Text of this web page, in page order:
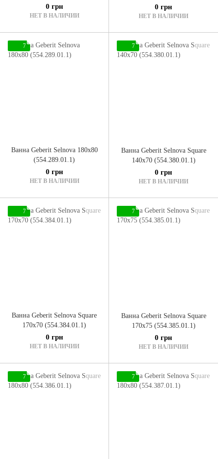
0 грн
НЕТ В НАЛИЧИИ
0 грн
НЕТ В НАЛИЧИИ
7
Ванна Geberit Selnova 180x80
(554.289.01.1)
0 грн
НЕТ В НАЛИЧИИ
7
Ванна Geberit Selnova Square
140x70 (554.380.01.1)
0 грн
НЕТ В НАЛИЧИИ
7
Ванна Geberit Selnova Square
170x70 (554.384.01.1)
0 грн
НЕТ В НАЛИЧИИ
7
Ванна Geberit Selnova Square
170x75 (554.385.01.1)
0 грн
НЕТ В НАЛИЧИИ
7 7